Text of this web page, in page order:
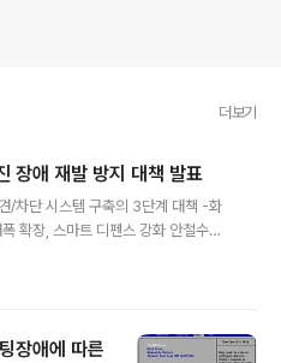
더보기
장애 재발 방지 대책 발표
/차단 시스템 구축의 3단계 대책 -화
확장, 스마트 디펜스 강화 안철수연
‘V3 365 클리닉’의 엔진 장애로
로 진단하는
장애에 따른